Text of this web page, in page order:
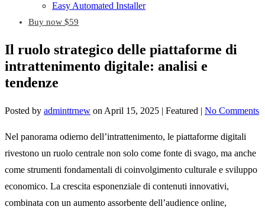
Easy Automated Installer
Buy now $59
Il ruolo strategico delle piattaforme di
intrattenimento digitale: analisi e
tendenze
Posted by adminttrnew on April 15, 2025 | Featured | No Comments
Nel panorama odierno dell’intrattenimento, le piattaforme digitali
rivestono un ruolo centrale non solo come fonte di svago, ma anche
come strumenti fondamentali di coinvolgimento culturale e sviluppo
economico. La crescita esponenziale di contenuti innovativi,
combinata con un aumento assorbente dell’audience online,